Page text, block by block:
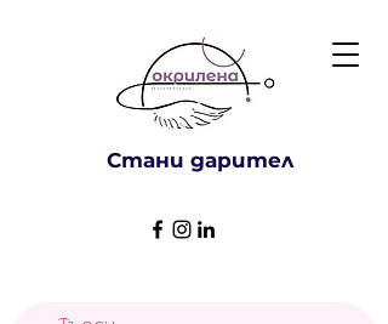
Стани дарител